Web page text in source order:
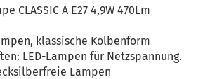
CLASSIC A E27 4,9W 470Lm
klassische Kolbenform
LED-Lampen für Netzspannung.
Lampen